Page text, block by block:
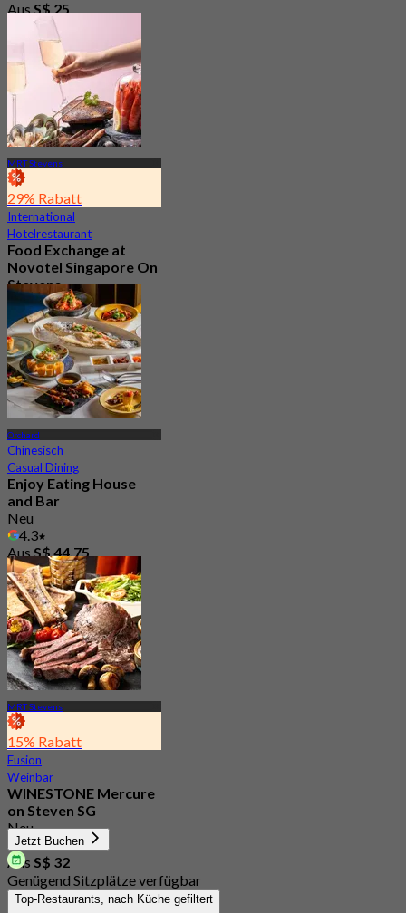
AusS$ 25
MRT Stevens
29% Rabatt
International
Hotelrestaurant
Food Exchange at
Novotel Singapore On
Stevens
3.0
207 Gebucht
AusS$ 27.5
Orchard
Chinesisch
Casual Dining
Enjoy Eating House
and Bar
Neu
4.3
AusS$ 44.75
MRT Stevens
15% Rabatt
Fusion
Weinbar
WINESTONE Mercure
on Steven SG
Neu
4.2
Aus S$ 32
Jetzt Buchen
Genügend Sitzplätze verfügbar
Top-Restaurants, nach Küche gefiltert